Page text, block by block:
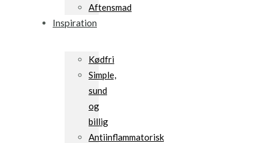
Aftensmad
Inspiration
Kødfri
Simple,
sund
og
billig
Antiinflammatorisk